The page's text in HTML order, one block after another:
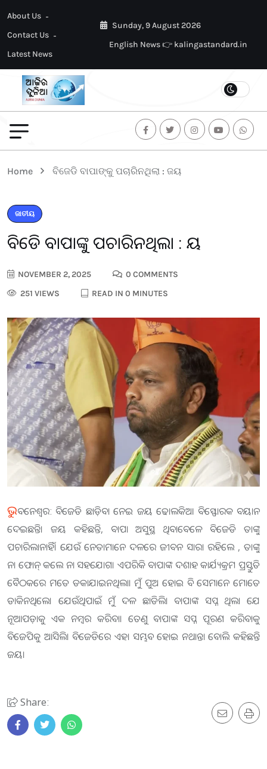
About Us
Contact Us
Latest News
Sunday, 9 August 2026
English News 👉 kalingastandard.in
Home ବିଜେଡି ବାପାଙ୍କୁ ପଚାରିନଥିଲା : ଜୟ
ଜାତୀୟ
ବିଜେଡି ବାପାଙ୍କୁ ପଚାରିନଥିଲା : ଜୟ
NOVEMBER 2, 2025
0 COMMENTS
251 VIEWS
READ IN 0 MINUTES
ଭୁବନେଶ୍ୱର: ବିଜେଡି ଛାଡ଼ିବା ନେଇ ଜୟ ଢୋଲକିଆ ବିସ୍ଫୋରକ ବୟାନ
ଦେଇଛନ୍ତି। ଜୟ କହିଛନ୍ତି, ବାପା ଅସୁସ୍ଥ ଥିବାବେଳେ ବିଜେଡି ତାଙ୍କୁ
ପଚାରିଲାନାହିଁ। ଯେଉଁ ନେତାମାନେ ଦଳରେ ଜୀବନ ସାରା ରହିଲେ , ତାଙ୍କୁ
ନା ଫୋନ୍ କଲେ ନା ସହଯୋଗ। ଏପରିକି ବାପାଙ୍କ ଦଶାହ କାର୍ଯ୍ୟକ୍ରମ ପ୍ରସ୍ତୁତି
ବୈଠକ​‌ରେ ମତେ ଡକାଯାଇନଥିଲା। ମୁଁ ପୁଅ ହୋଇ ବି ସେମାନେ ମୋତେ
ଡାକିନଥିଲେ। ଯେଉଁଥିପାଇଁ ମୁଁ ଦଳ ଛାଡିଲି। ବାପାଙ୍କ ସପ୍ନ ଥିଲା ଯେ
ନୂଆପଡ଼ାକୁ ଏକ ନମ୍ବର କରିବା। ତେଣୁ ବାପାଙ୍କ ସପ୍ନ ପୂରଣ କରିବାକୁ
ବିଜେପିକୁ ଆସିଲି। ବିଜେଡିରେ ଏହା ସମ୍ଭବ ହୋଇ ନଥାନ୍ତା ବୋଲି କହିଛନ୍ତି
ଜୟ।
Share: